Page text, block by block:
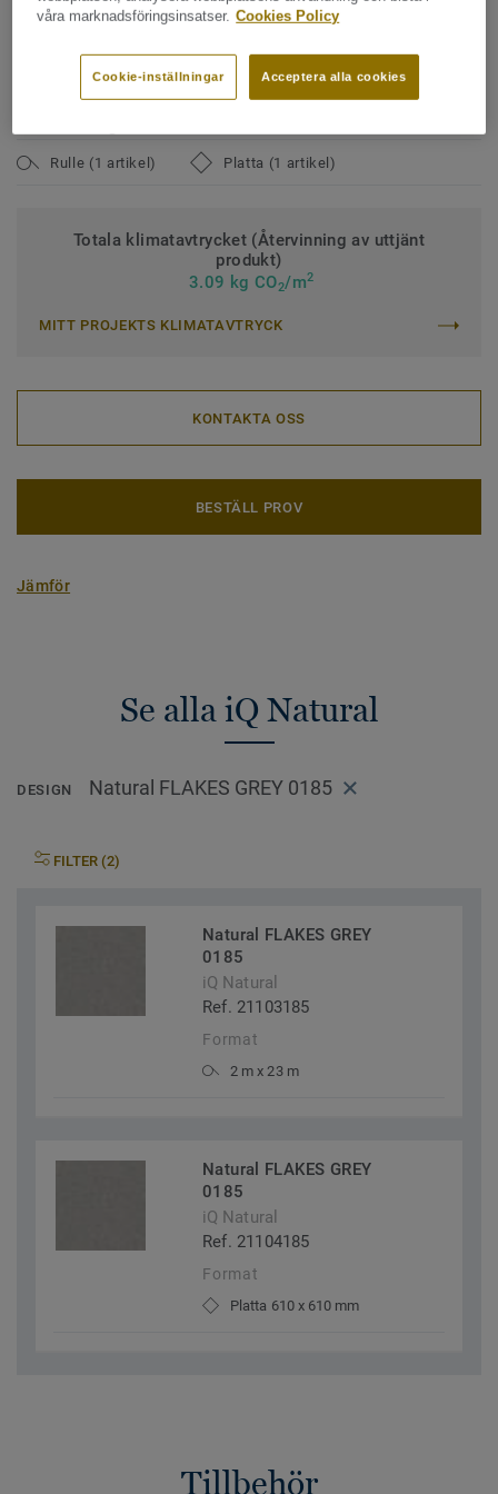
Bindemedelsinnehåll:Type I
Klassificering för industrimiljö:43 Hög
Rulle (1 artikel) Platta (1 artikel)
Totala klimatavtrycket (Återvinning av uttjänt
produkt)
3.09 kg CO2/m2
MITT PROJEKTS KLIMATAVTRYCK
KONTAKTA OSS
BESTÄLL PROV
Jämför
Se alla iQ Natural
DESIGN Natural FLAKES GREY 0185
FILTER (2)
Natural FLAKES GREY
0185
iQ Natural
Ref. 21103185
Format
2 m x 23 m
Natural FLAKES GREY
0185
iQ Natural
Ref. 21104185
Format
Platta 610 x 610 mm
Tillbehör
våra marknadsföringsinsatser. Cookies Policy
Acceptera alla cookies
Cookie-inställningar